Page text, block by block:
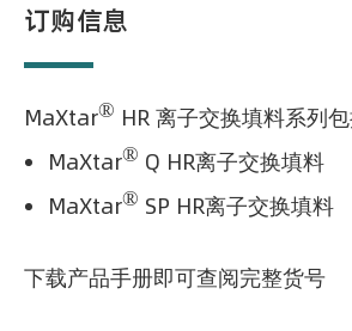
订购信息
MaXtar® HR 离子交换填料系列包
MaXtar® Q HR离子交换填料
MaXtar® SP HR离子交换填料
下载产品手册即可查阅完整货号